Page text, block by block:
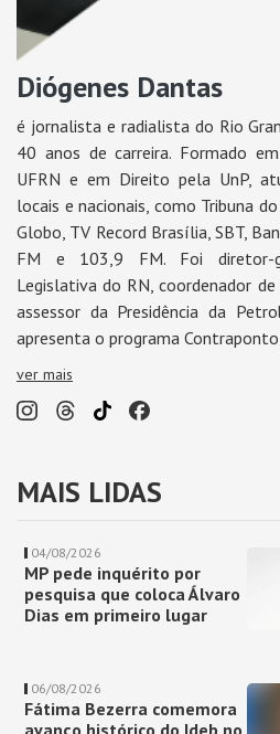
Diógenes Dantas
é jornalista e radialista do Rio
40 anos de carreira. Formado
UFRN e em Direito pela UnP,
locais e nacionais, como Tribuna
Globo, TV Record Brasília, SBT,
FM e 103,9 FM. Foi diretor-
Legislativa do RN, coordenador
assessor da Presidência da
apresenta o programa
ver mais
MAIS LIDAS
04/08/2026
MP pede inquérito por
pesquisa que coloca Álvaro
Dias em primeiro lugar
06/08/2026
Fátima Bezerra comemora